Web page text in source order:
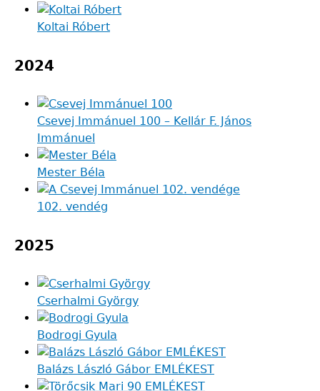
Koltai Róbert
2024
Csevej Immánuel 100 – Kellár F. János
Immánuel
Mester Béla
102. vendég
2025
Cserhalmi György
Bodrogi Gyula
Balázs László Gábor EMLÉKEST